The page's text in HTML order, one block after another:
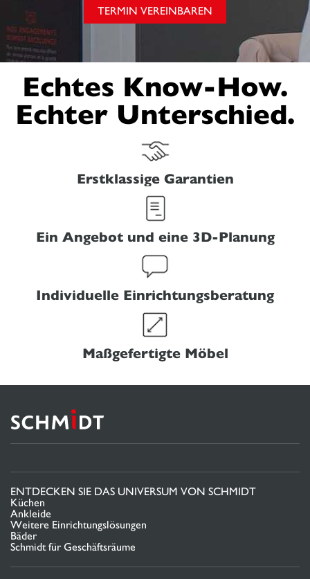
TERMIN VEREINBAREN
Echtes Know-How.
Echter Unterschied.
Erstklassige Garantien
Ein Angebot und eine 3D-Planung
Individuelle Einrichtungsberatung
Maßgefertigte Möbel
ENTDECKEN SIE DAS UNIVERSUM VON SCHMIDT
Küchen
Ankleide
Weitere Einrichtungslösungen
Bäder
Schmidt für Geschäftsräume